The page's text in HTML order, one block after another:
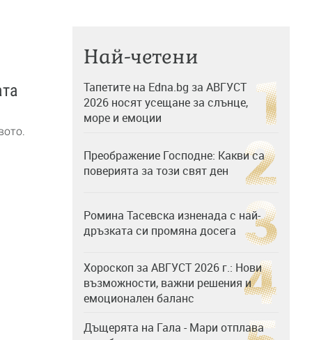
Най-четени
Тапетите на Edna.bg за АВГУСТ
2026 носят усещане за слънце,
море и емоции
Преображение Господне: Какви са
поверията за този свят ден
Ромина Тасевска изненада с най-
дръзката си промяна досега
Хороскоп за АВГУСТ 2026 г.: Нови
възможности, важни решения и
емоционален баланс
Дъщерята на Гала - Мари отплава